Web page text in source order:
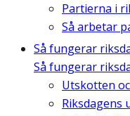
Partierna i
Så arbetar
Så fungerar
Så fungerar
Utskotten
Riksdagens